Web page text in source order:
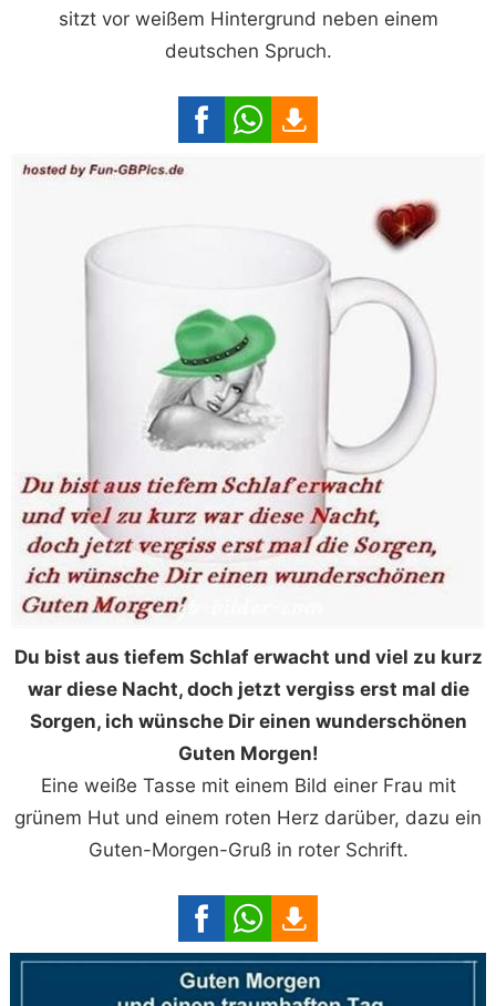
sitzt vor weißem Hintergrund neben einem
deutschen Spruch.
Du bist aus tiefem Schlaf erwacht und viel zu kurz
war diese Nacht, doch jetzt vergiss erst mal die
Sorgen, ich wünsche Dir einen wunderschönen
Guten Morgen!
Eine weiße Tasse mit einem Bild einer Frau mit
grünem Hut und einem roten Herz darüber, dazu ein
Guten-Morgen-Gruß in roter Schrift.